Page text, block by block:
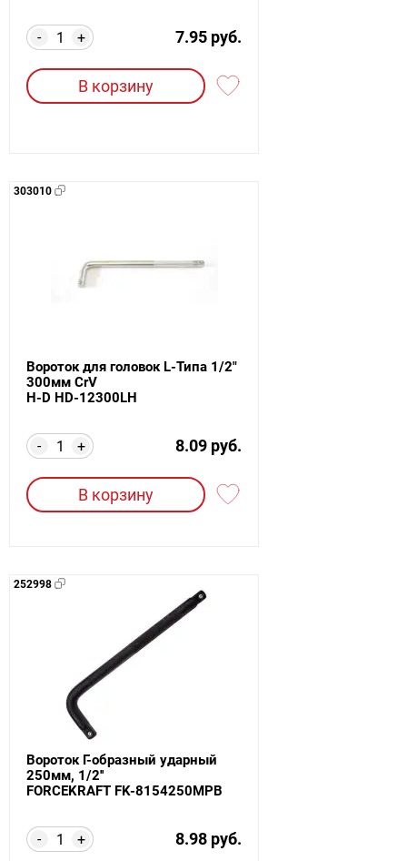
+
- 7.95 руб.
В корзину
303010
Вороток для головок L-Типа 1/2"
300мм CrV
H-D HD-12300LH
+
- 8.09 руб.
В корзину
252998
Вороток Г-образный ударный
250мм, 1/2''
FORCEKRAFT FK-8154250MPB
+
- 8.98 руб.